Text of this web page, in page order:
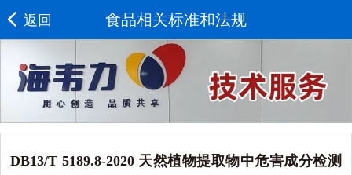
返回 食品相关标准和法规
DB13/T 5189.8-2020 天然植物提取物中危害成分检测